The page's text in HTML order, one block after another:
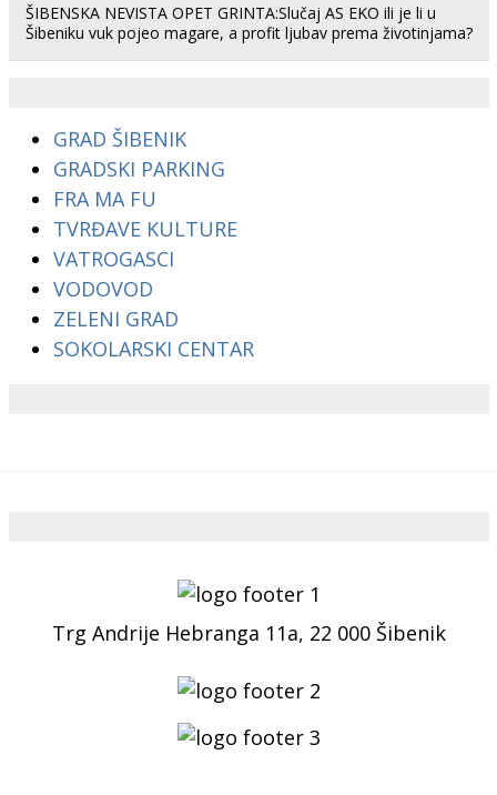
ŠIBENSKA NEVISTA OPET GRINTA:Slučaj AS EKO ili je li u
Šibeniku vuk pojeo magare, a profit ljubav prema životinjama?
GRAD ŠIBENIK
GRADSKI PARKING
FRA MA FU
TVRĐAVE KULTURE
VATROGASCI
VODOVOD
ZELENI GRAD
SOKOLARSKI CENTAR
Trg Andrije Hebranga 11a, 22 000 Šibenik